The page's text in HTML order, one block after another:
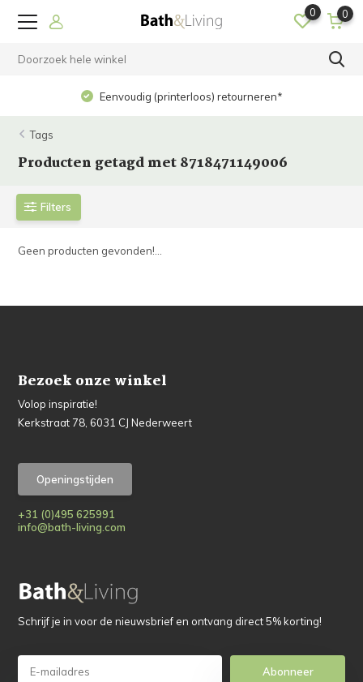
0 0
Eenvoudig (printerloos) retourneren*
Tags
Producten getagd met 8718471149006
Filters
Geen producten gevonden!...
Bezoek onze winkel
Volop inspiratie!
Kerkstraat 78, 6031 CJ Nederweert
Openingstijden
+31 (0)495 625991
info@bath-living.com
Schrijf je in voor de nieuwsbrief en ontvang direct 5% korting!
Abonneer